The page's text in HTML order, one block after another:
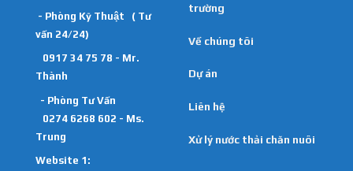
- Phòng Kỹ Thuật ( Tư
vấn 24/24)
0917 34 75 78 - Mr.
Thành
- Phòng Tư Vấn
0274 6268 602 - Ms.
Trung
Website 1:
trường
Về chúng tôi
Dự án
Liên hệ
Xử lý nước thải chăn nuôi